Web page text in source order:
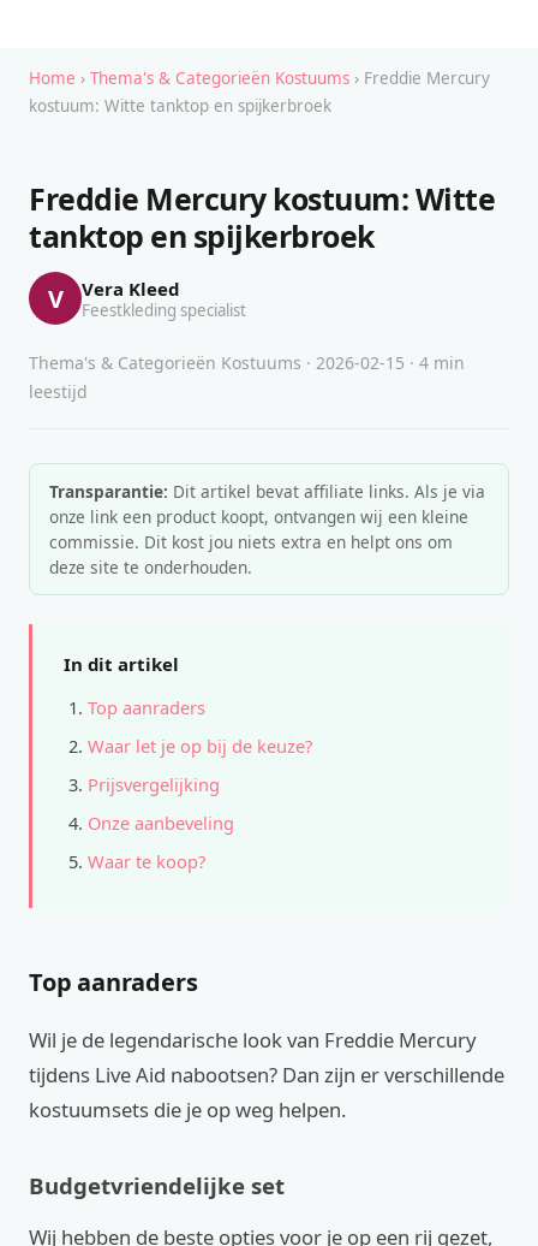
Home › Thema's & Categorieën Kostuums › Freddie Mercury
kostuum: Witte tanktop en spijkerbroek
Freddie Mercury kostuum: Witte
tanktop en spijkerbroek
V Vera Kleed
Feestkleding specialist
Thema's & Categorieën Kostuums · 2026-02-15 · 4 min
leestijd
Transparantie: Dit artikel bevat affiliate links. Als je via
onze link een product koopt, ontvangen wij een kleine
commissie. Dit kost jou niets extra en helpt ons om
deze site te onderhouden.
In dit artikel
Top aanraders
Waar let je op bij de keuze?
Prijsvergelijking
Onze aanbeveling
Waar te koop?
Top aanraders
Wil je de legendarische look van Freddie Mercury
tijdens Live Aid nabootsen? Dan zijn er verschillende
kostuumsets die je op weg helpen.
Budgetvriendelijke set
Wij hebben de beste opties voor je op een rij gezet,